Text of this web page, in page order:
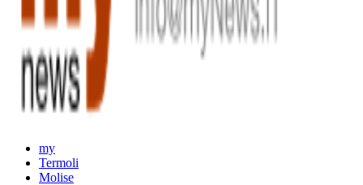
my
Termoli
Molise